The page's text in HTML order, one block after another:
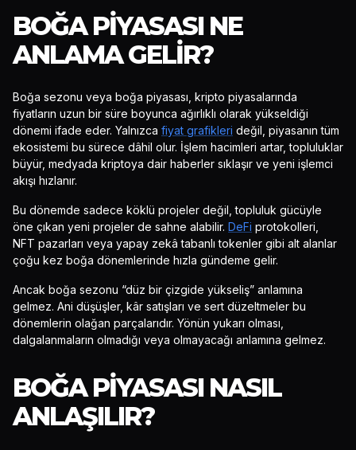
BOĞA PIYASASI NE
ANLAMA GELIR?
Boğa sezonu veya boğa piyasası, kripto piyasalarında
fiyatların uzun bir süre boyunca ağırlıklı olarak yükseldiği
dönemi ifade eder. Yalnızca fiyat grafikleri değil, piyasanın tüm
ekosistemi bu sürece dâhil olur. İşlem hacimleri artar, topluluklar
büyür, medyada kriptoya dair haberler sıklaşır ve yeni işlemci
akışı hızlanır.
Bu dönemde sadece köklü projeler değil, topluluk gücüyle
öne çıkan yeni projeler de sahne alabilir. DeFi protokolleri,
NFT pazarları veya yapay zekâ tabanlı tokenler gibi alt alanlar
çoğu kez boğa dönemlerinde hızla gündeme gelir.
Ancak boğa sezonu “düz bir çizgide yükseliş” anlamına
gelmez. Ani düşüşler, kâr satışları ve sert düzeltmeler bu
dönemlerin olağan parçalarıdır. Yönün yukarı olması,
dalgalanmaların olmadığı veya olmayacağı anlamına gelmez.
BOĞA PIYASASI NASIL
ANLAŞILIR?